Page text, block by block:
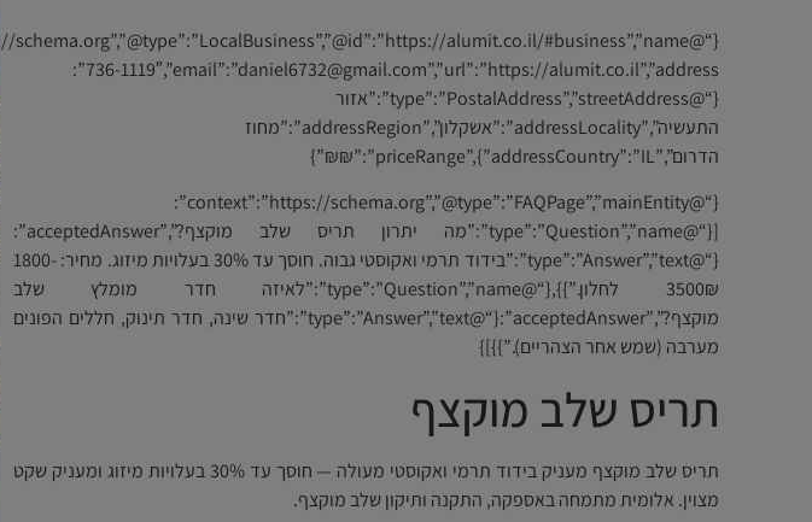
736-1119″,”email”:”daniel6732@gmail.com”,”url”:”https://alumit.co.il”,”address”:
{“@type”:”PostalAddress”,”streetAddress”:”אזור
התעשיה”,”addressLocality”:”אשקלון”,”addressRegion”:”מחוז
הדרום”,”addressCountry”:”IL”},”priceRange”:”₪₪”}
{“@context”:”https://schema.org”,”@type”:”FAQPage”,”mainEntity”:
[{“@type”:”Question”,”name”:”מה יתרון תריס שלב מוקצף?”,”acceptedAnswer”:
{“@type”:”Answer”,”text”:”בידוד תרמי ואקוסטי גבוה. חוסך עד 30% בעלויות מיזוג. מחיר: 1800-
3500₪ לחלון.”}},{“@type”:”Question”,”name”:”לאיזה חדר מומלץ שלב
מוקצף?”,”acceptedAnswer”:{“@type”:”Answer”,”text”:”חדר שינה, חדר תינוק, חללים הפונים
מערבה (שמש אחר הצהריים).”}}]}
תריס שלב מוקצף
תריס שלב מוקצף מעניק בידוד תרמי ואקוסטי מעולה — חוסך עד 30% בעלויות מיזוג ומעניק שקט
מצוין. אלומית מתמחה באספקה, התקנה ותיקון שלב מוקצף.